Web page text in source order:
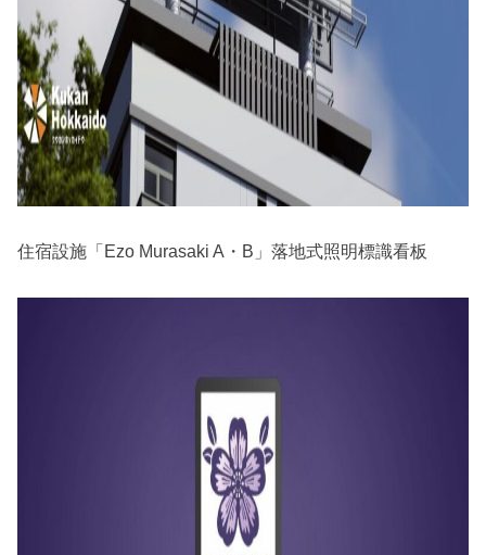
住宿設施「Ezo Murasaki A・B」落地式照明標識看板